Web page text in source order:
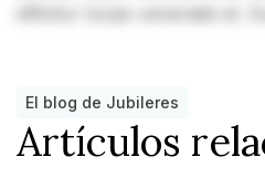
efficitur turpis venenatis et.
El blog de Jubileres
Artículos